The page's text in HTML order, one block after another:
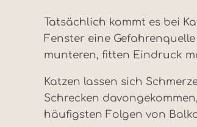
Tatsächlich kommt es bei
Fenster eine
munteren, fitten Eindruck
Katzen lassen sich
Schrecken
häufigsten Folgen von